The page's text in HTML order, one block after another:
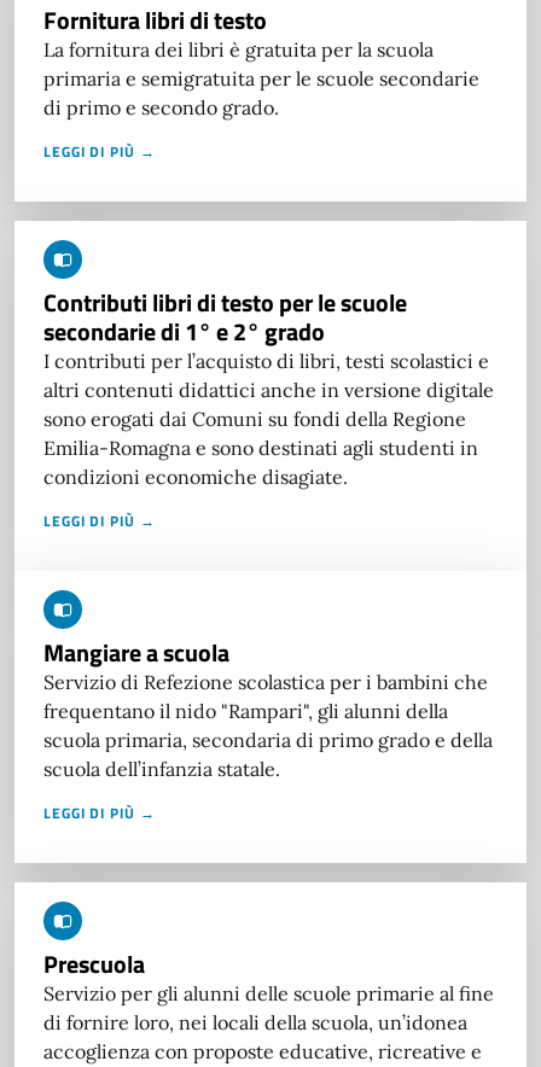
Fornitura libri di testo
La fornitura dei libri è gratuita per la scuola
primaria e semigratuita per le scuole secondarie
di primo e secondo grado.
LEGGI DI PIÙ →
Contributi libri di testo per le scuole
secondarie di 1° e 2° grado
I contributi per l’acquisto di libri, testi scolastici e
altri contenuti didattici anche in versione digitale
sono erogati dai Comuni su fondi della Regione
Emilia-Romagna e sono destinati agli studenti in
condizioni economiche disagiate.
LEGGI DI PIÙ →
Mangiare a scuola
Servizio di Refezione scolastica per i bambini che
frequentano il nido "Rampari", gli alunni della
scuola primaria, secondaria di primo grado e della
scuola dell’infanzia statale.
LEGGI DI PIÙ →
Prescuola
Servizio per gli alunni delle scuole primarie al fine
di fornire loro, nei locali della scuola, un’idonea
accoglienza con proposte educative, ricreative e